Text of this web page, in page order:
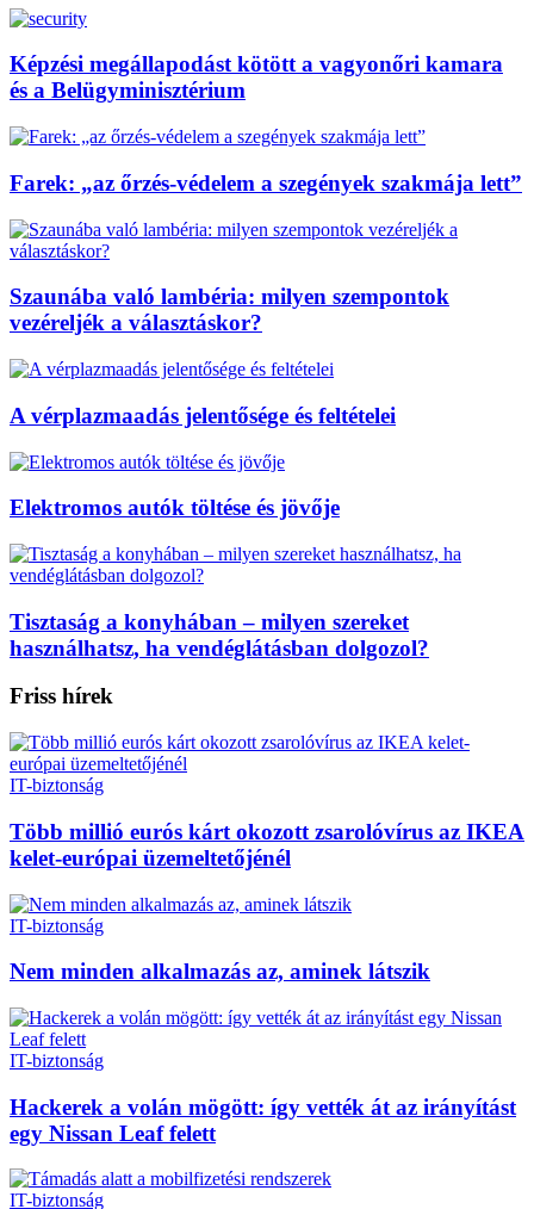
Képzési megállapodást kötött a vagyonőri kamara
és a Belügyminisztérium
Farek: „az őrzés-védelem a szegények szakmája lett”
Szaunába való lambéria: milyen szempontok
vezéreljék a választáskor?
A vérplazmaadás jelentősége és feltételei
Elektromos autók töltése és jövője
Tisztaság a konyhában – milyen szereket
használhatsz, ha vendéglátásban dolgozol?
Friss hírek
IT-biztonság
Több millió eurós kárt okozott zsarolóvírus az IKEA
kelet-európai üzemeltetőjénél
IT-biztonság
Nem minden alkalmazás az, aminek látszik
IT-biztonság
Hackerek a volán mögött: így vették át az irányítást
egy Nissan Leaf felett
IT-biztonság